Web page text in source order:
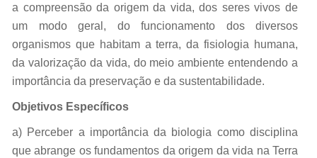
a compreensão da origem da vida, dos seres vivos de
um modo geral, do funcionamento dos diversos
organismos que habitam a terra, da fisiologia humana,
da valorização da vida, do meio ambiente entendendo a
importância da preservação e da sustentabilidade.
Objetivos Específicos
a) Perceber a importância da biologia como disciplina
que abrange os fundamentos da origem da vida na Terra